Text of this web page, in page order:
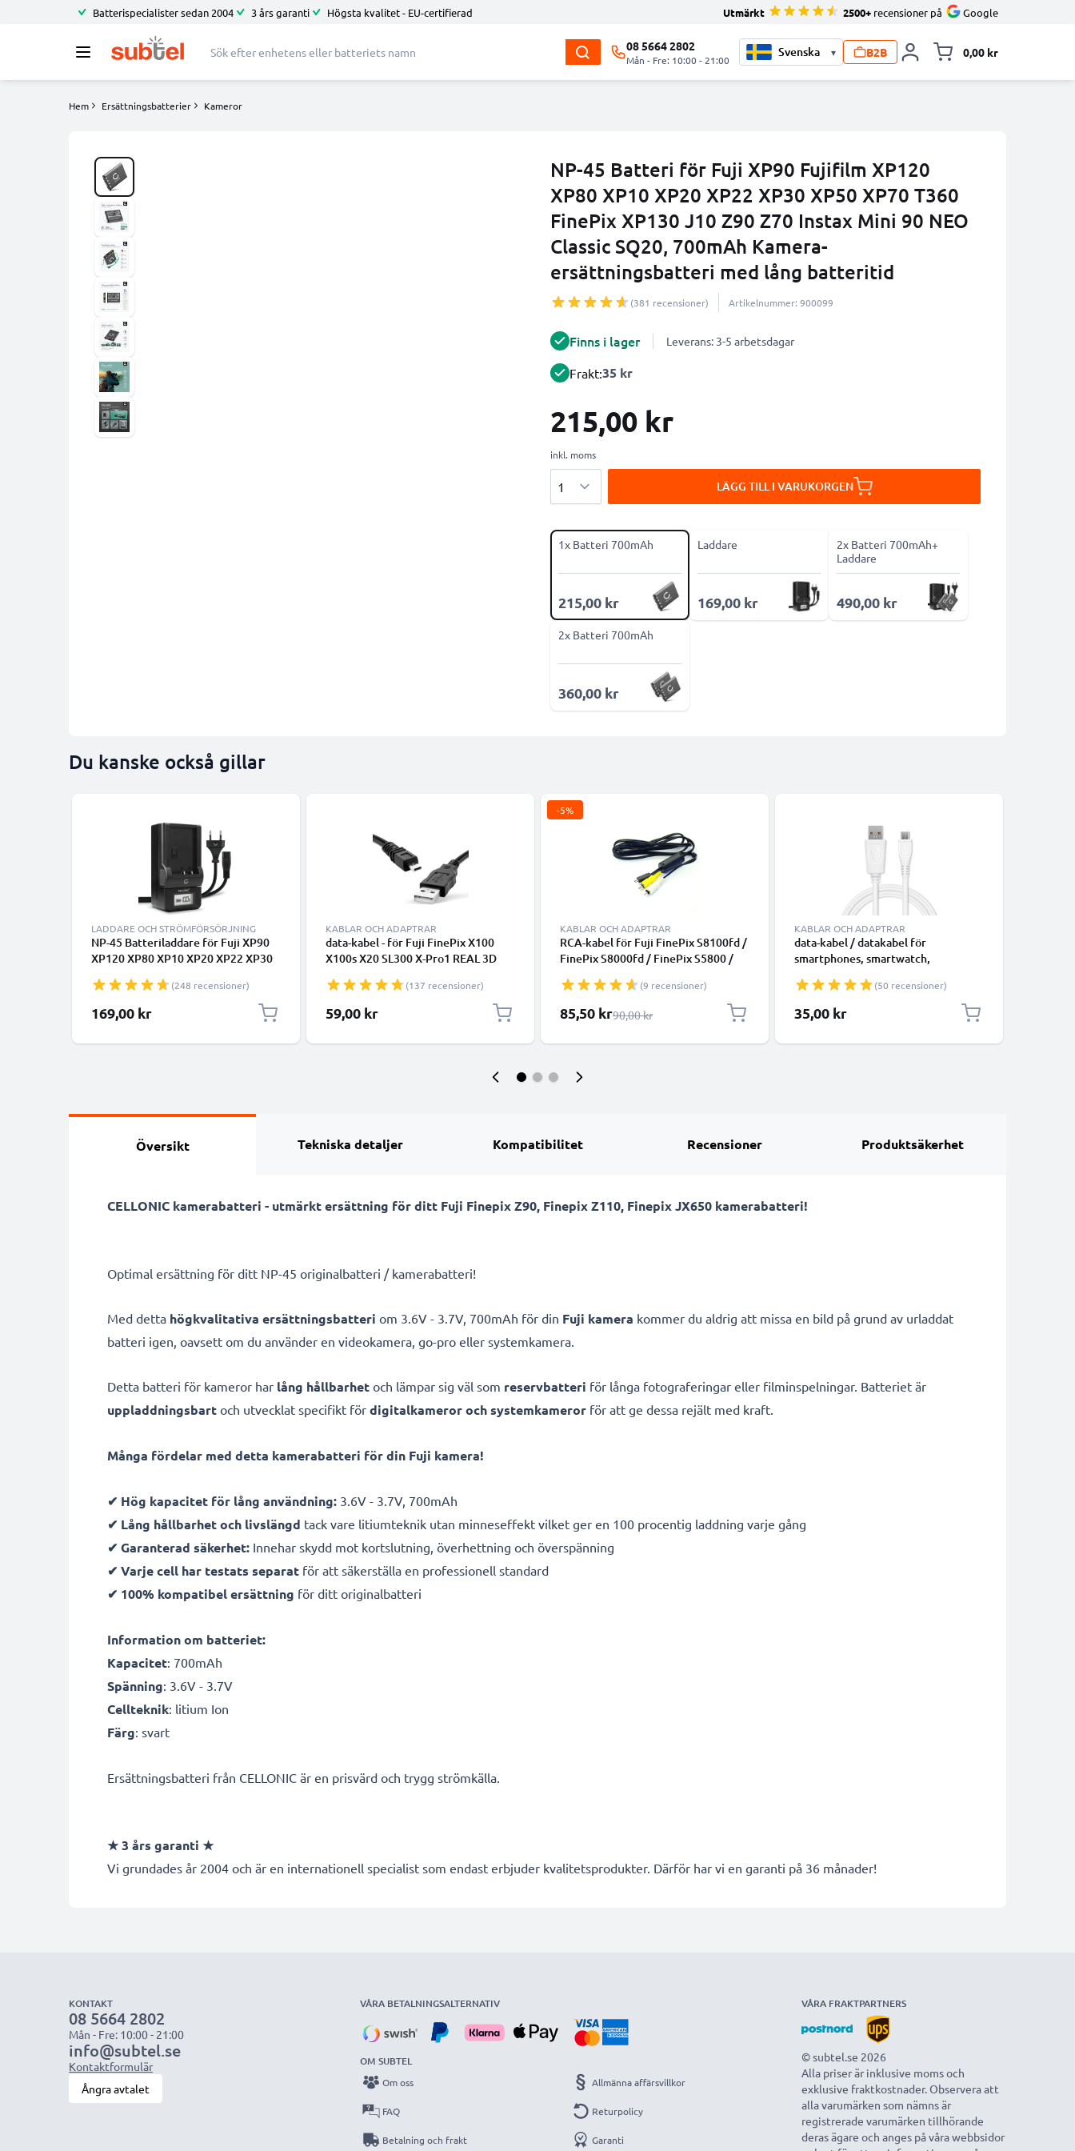
Batterispecialister sedan 2004 3 års garanti Högsta kvalitet - EU-certifierad Utmärkt 2500+ recensioner på Google
08 5664 2802
Mån - Fre: 10:00 - 21:00
▾ B2B 0,00 kr
Hem Ersättningsbatterier Kameror
NP-45 Batteri för Fuji XP90 Fujifilm XP120
XP80 XP10 XP20 XP22 XP30 XP50 XP70 T360
FinePix XP130 J10 Z90 Z70 Instax Mini 90 NEO
Classic SQ20, 700mAh Kamera-
ersättningsbatteri med lång batteritid
(381 recensioner) Artikelnummer: 900099
Finns i lager Leverans: 3-5 arbetsdagar
Frakt:35 kr
215,00 kr
inkl. moms
LÄGG TILL I VARUKORGEN
1x Batteri 700mAh
215,00 kr
Laddare
169,00 kr
2x Batteri 700mAh+
Laddare
490,00 kr
2x Batteri 700mAh
360,00 kr
Du kanske också gillar
LADDARE OCH STRÖMFÖRSÖRJNING
NP-45 Batteriladdare för Fuji XP90
XP120 XP80 XP10 XP20 XP22 XP30
instax mini 90 Kamerabatterier från
CELLONIC
(248 recensioner)
169,00 kr
KABLAR OCH ADAPTRAR
data-kabel - för Fuji FinePix X100
X100s X20 SL300 X-Pro1 REAL 3D
kamera - 1.5m PVC Datakabel svart
(137 recensioner)
59,00 kr
-5%
KABLAR OCH ADAPTRAR
RCA-kabel för Fuji FinePix S8100fd /
FinePix S8000fd / FinePix S5800 /
DVD, Blu-Ray, Kamera, Konsol – 0,6m
AV-kabel, RCA-kontakt, Komposit
Audio-Video
(9 recensioner)
Specialpris
85,50 krOrdinarie pris
90,00 kr
KABLAR OCH ADAPTRAR
data-kabel / datakabel för
smartphones, smartwatch,
1m 1A överföringssladd PVC
Datakabel vit
(50 recensioner)
35,00 kr
Översikt Tekniska detaljer Kompatibilitet Recensioner Produktsäkerhet
CELLONIC kamerabatteri - utmärkt ersättning för ditt Fuji Finepix Z90, Finepix Z110, Finepix JX650 kamerabatteri!
Optimal ersättning för ditt NP-45 originalbatteri / kamerabatteri!
Med detta högkvalitativa ersättningsbatteri om 3.6V - 3.7V, 700mAh för din Fuji kamera kommer du aldrig att missa en bild på grund av urladdat
batteri igen, oavsett om du använder en videokamera, go-pro eller systemkamera.
Detta batteri för kameror har lång hållbarhet och lämpar sig väl som reservbatteri för långa fotograferingar eller filminspelningar. Batteriet är
uppladdningsbart och utvecklat specifikt för digitalkameror och systemkameror för att ge dessa rejält med kraft.
Många fördelar med detta kamerabatteri för din Fuji kamera!
✔ Hög kapacitet för lång användning: 3.6V - 3.7V, 700mAh
✔ Lång hållbarhet och livslängd tack vare litiumteknik utan minneseffekt vilket ger en 100 procentig laddning varje gång
✔ Garanterad säkerhet: Innehar skydd mot kortslutning, överhettning och överspänning
✔ Varje cell har testats separat för att säkerställa en professionell standard
✔ 100% kompatibel ersättning för ditt originalbatteri
Information om batteriet:
Kapacitet: 700mAh
Spänning: 3.6V - 3.7V
Cellteknik: litium Ion
Färg: svart
Ersättningsbatteri från CELLONIC är en prisvärd och trygg strömkälla.
★3 års garanti ★
Vi grundades år 2004 och är en internationell specialist som endast erbjuder kvalitetsprodukter. Därför har vi en garanti på 36 månader!
KONTAKT
08 5664 2802
Mån - Fre: 10:00 - 21:00
info@subtel.se
Kontaktformulär
Ångra avtalet
VÅRA BETALNINGSALTERNATIV
OM SUBTEL
Om oss
FAQ
Betalning och frakt
Allmänna affärsvillkor
Returpolicy
Garanti
VÅRA FRAKTPARTNERS
© subtel.se 2026
Alla priser är inklusive moms och
exklusive fraktkostnader. Observera att
alla varumärken som nämns är
registrerade varumärken tillhörande
deras ägare och anges på våra webbsidor